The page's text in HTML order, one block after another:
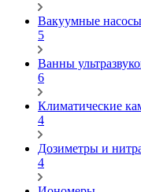
Вакуумные насосы
5
Ванны
6
Климатические
4
Дозиметры и
4